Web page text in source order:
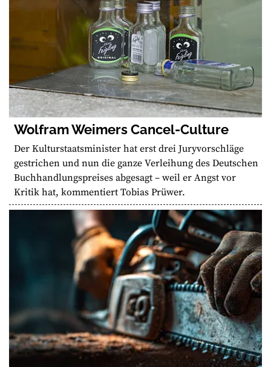
Wolfram Weimers Cancel-Culture
Der Kulturstaatsminister hat erst drei Juryvorschläge
gestrichen und nun die ganze Verleihung des Deutschen
Buchhandlungspreises abgesagt – weil er Angst vor
Kritik hat, kommentiert Tobias Prüwer.